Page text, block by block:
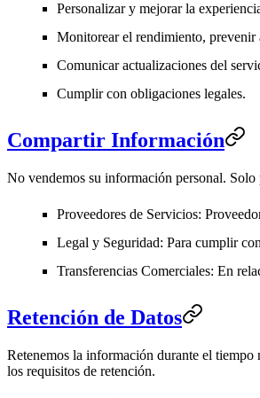
Personalizar y mejorar la
Monitorear el rendimiento, prevenir
Comunicar actualizaciones del
Cumplir con obligaciones legales.
Compartir Información
No vendemos su información personal. Solo
Proveedores de Servicios:
Legal y Seguridad: Para cumplir
Transferencias Comerciales: En
Retención de Datos
Retenemos la información durante el
los requisitos de retención.